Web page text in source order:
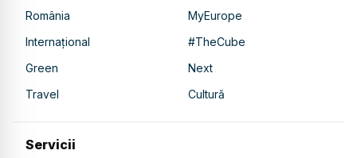
România
MyEurope
Internațional
#TheCube
Green
Next
Travel
Cultură
Servicii